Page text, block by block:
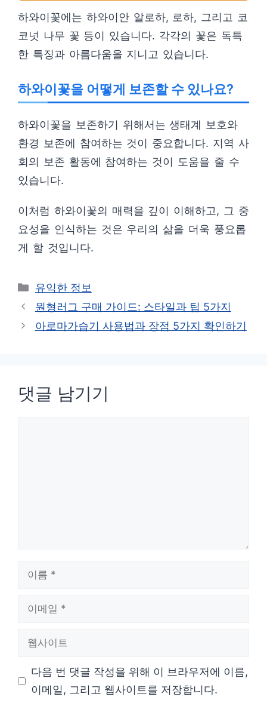
하와이꽃에는 하와이안 알로하, 로하, 그리고 코
코넛 나무 꽃 등이 있습니다. 각각의 꽃은 독특
한 특징과 아름다움을 지니고 있습니다.
하와이꽃을 어떻게 보존할 수 있나요?
하와이꽃을 보존하기 위해서는 생태계 보호와
환경 보존에 참여하는 것이 중요합니다. 지역 사
회의 보존 활동에 참여하는 것이 도움을 줄 수
있습니다.
이처럼 하와이꽃의 매력을 깊이 이해하고, 그 중
요성을 인식하는 것은 우리의 삶을 더욱 풍요롭
게 할 것입니다.
카
테
리
유익한 정보
원형러그 구매 가이드: 스타일과 팁 5가지
아로마가습기 사용법과 장점 5가지 확인하기
댓글 남기기
다음 번 댓글 작성을 위해 이 브라우저에 이름,
이메일, 그리고 웹사이트를 저장합니다.